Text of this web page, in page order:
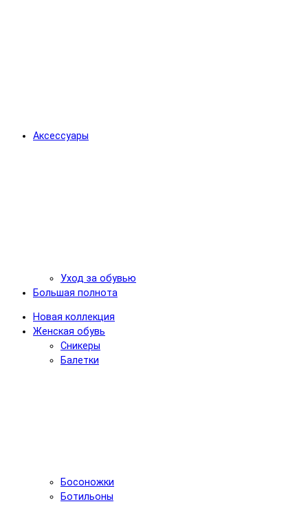
Аксессуары
Уход за обувью
Большая полнота
Новая коллекция
Женская обувь
Сникеры
Балетки
Босоножки
Ботильоны